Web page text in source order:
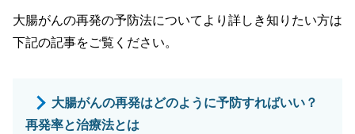
大腸がんの再発の予防法についてより詳しき知りたい方は
下記の記事をご覧ください。
大腸がんの再発はどのように予防すればいい？
再発率と治療法とは